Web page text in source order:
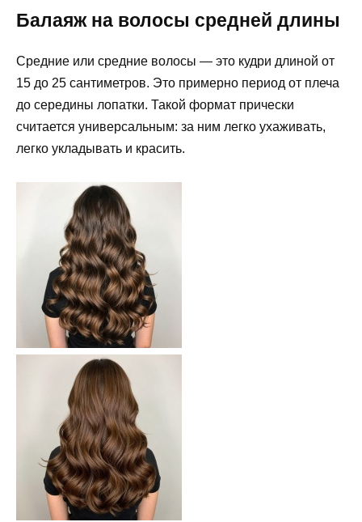
Балаяж на волосы средней длины
Средние или средние волосы — это кудри длиной от
15 до 25 сантиметров. Это примерно период от плеча
до середины лопатки. Такой формат прически
считается универсальным: за ним легко ухаживать,
легко укладывать и красить.